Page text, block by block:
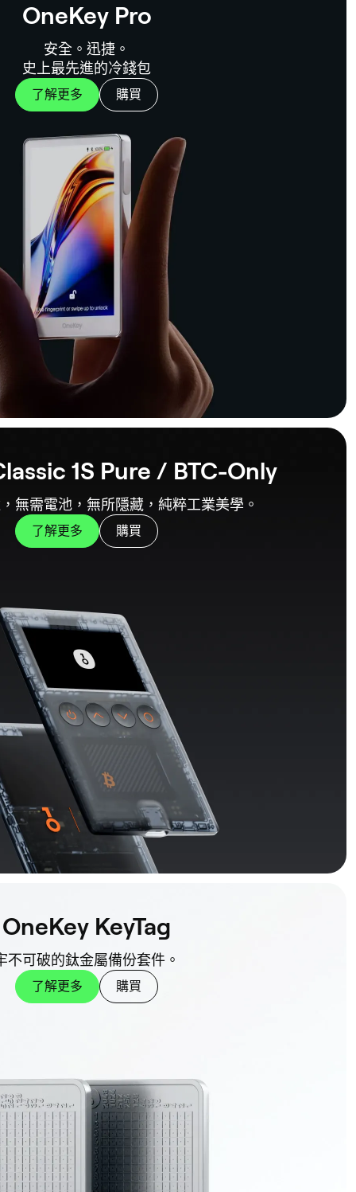
OneKey Pro
安全。迅捷。
史上最先進的冷錢包
了解更多 購買
1S Pure / BTC-Only
無需電池，無所隱藏，純粹工業美學。
了解更多 購買
OneKey KeyTag
不可破的鈦金屬備份套件。
了解更多 購買